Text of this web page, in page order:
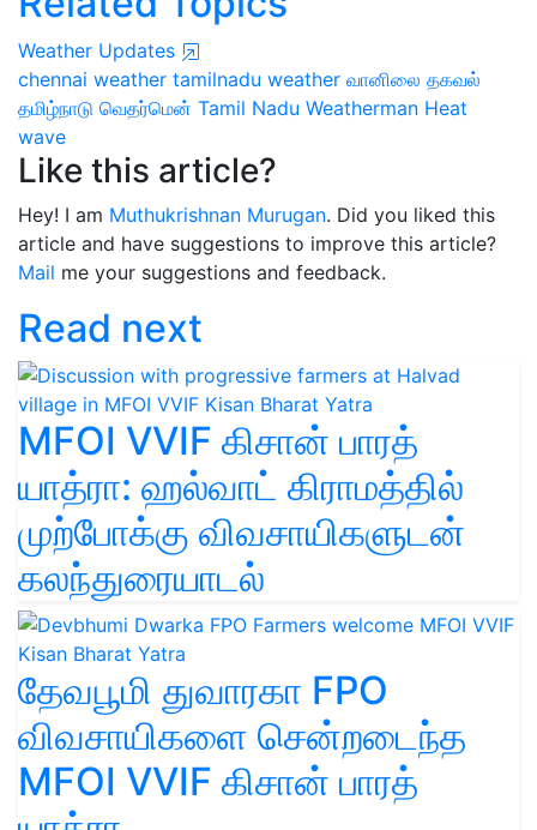
Weather Updates
chennai weather tamilnadu weather வானிலை தகவல்
தமிழ்நாடு வெதர்மென் Tamil Nadu Weatherman Heat
wave
Like this article?
Hey! I am Muthukrishnan Murugan. Did you liked this
article and have suggestions to improve this article?
Mail me your suggestions and feedback.
Read next
MFOI VVIF கிசான் பாரத்
யாத்ரா: ஹல்வாட் கிராமத்தில்
முற்போக்கு விவசாயிகளுடன்
கலந்துரையாடல்
தேவபூமி துவாரகா FPO
விவசாயிகளை சென்றடைந்த
MFOI VVIF கிசான் பாரத்